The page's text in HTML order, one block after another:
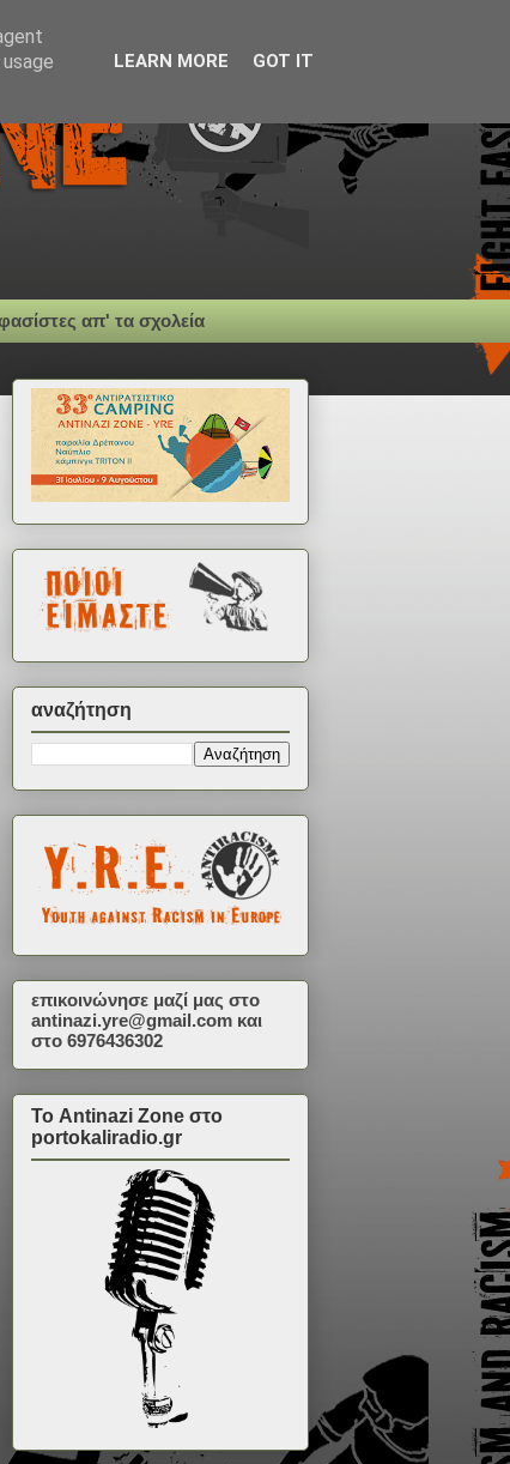
απ' τα σχολεία
αναζήτηση
επικοινώνησε μαζί μας στο
antinazi.yre@gmail.com και
στο 6976436302
Το Antinazi Zone στο
portokaliradio.gr
LEARN MORE GOT IT